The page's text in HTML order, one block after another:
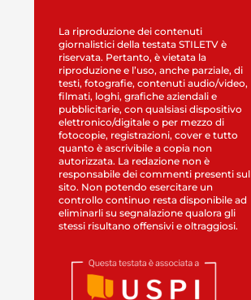
La riproduzione dei contenuti
giornalistici della testata STILETV è
riservata. Pertanto, è vietata la
riproduzione e l’uso, anche parziale, di
testi, fotografie, contenuti audio/video,
filmati, loghi, grafiche aziendali e
pubblicitarie, con qualsiasi dispositivo
elettronico/digitale o per mezzo di
fotocopie, registrazioni, cover e tutto
quanto è ascrivibile a copia non
autorizzata. La redazione non è
responsabile dei commenti presenti sul
sito. Non potendo esercitare un
controllo continuo resta disponibile ad
eliminarli su segnalazione qualora gli
stessi risultano offensivi e oltraggiosi.